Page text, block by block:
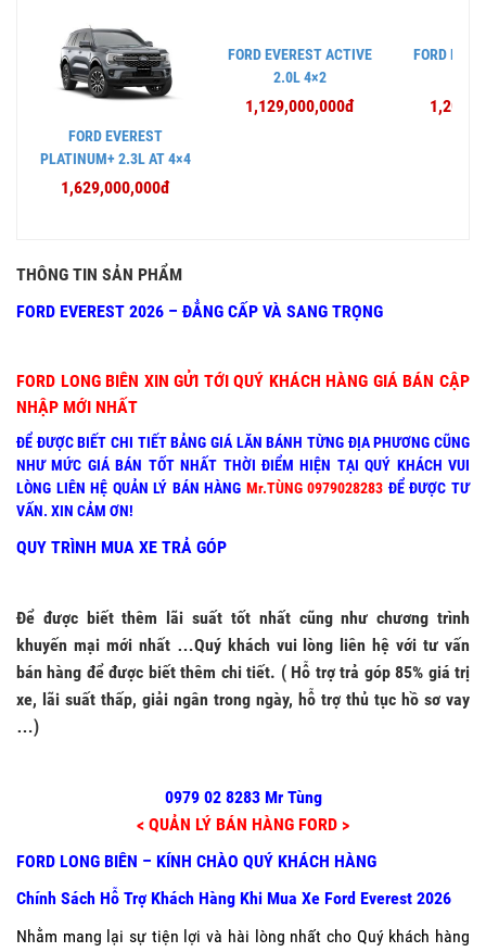
FORD EVEREST
PLATINUM+ 2.3L AT 4×4
1,629,000,000đ
FORD EVEREST ACTIVE
2.0L 4×2
1,129,000,000đ
FORD
THÔNG TIN SẢN PHẨM
FORD EVEREST 2026 – ĐẲNG CẤP VÀ SANG TRỌNG
FORD LONG BIÊN XIN GỬI TỚI QUÝ KHÁCH HÀNG GIÁ BÁN CẬP
NHẬP MỚI NHẤT
ĐỂ ĐƯỢC BIẾT CHI TIẾT BẢNG GIÁ LĂN BÁNH TỪNG ĐỊA PHƯƠNG CŨNG
NHƯ MỨC GIÁ BÁN TỐT NHẤT THỜI ĐIỂM HIỆN TẠI QUÝ KHÁCH VUI
LÒNG LIÊN HỆ QUẢN LÝ BÁN HÀNG Mr.TÙNG 0979028283 ĐỂ ĐƯỢC TƯ
VẤN. XIN CẢM ƠN!
QUY TRÌNH MUA XE TRẢ GÓP
Để được biết thêm lãi suất tốt nhất cũng như chương trình
khuyến mại mới nhất …Quý khách vui lòng liên hệ với tư vấn
bán hàng để được biết thêm chi tiết. ( Hỗ trợ trả góp 85% giá trị
xe, lãi suất thấp, giải ngân trong ngày, hỗ trợ thủ tục hồ sơ vay
…)
0979 02 8283 Mr Tùng
< QUẢN LÝ BÁN HÀNG FORD >
FORD LONG BIÊN – KÍNH CHÀO QUÝ KHÁCH HÀNG
Chính Sách Hỗ Trợ Khách Hàng Khi Mua Xe Ford Everest 2026
Nhằm mang lại sự tiện lợi và hài lòng nhất cho Quý khách hàng